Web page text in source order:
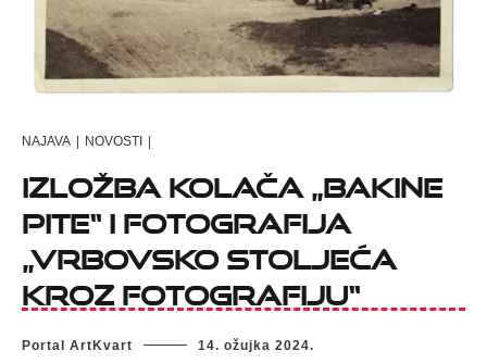
NAJAVA | NOVOSTI |
Izložba kolača „Bakine
pite“ i fotografija
„Vrbovsko stoljeća
kroz fotografiju“
Portal ArtKvart 14. ožujka 2024.